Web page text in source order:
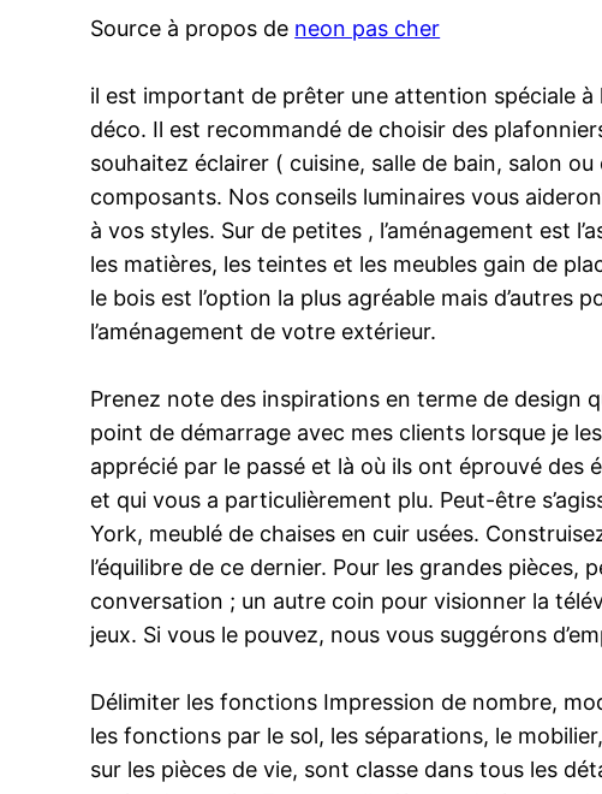
Source à propos de neon pas cher
il est important de prêter une attention spéciale à
déco. Il est recommandé de choisir des
souhaitez éclairer ( cuisine, salle de bain, salon
composants. Nos conseils luminaires vous
à vos styles. Sur de petites , l’aménagement est
les matières, les teintes et les meubles gain de
le bois est l’option la plus agréable mais
l’aménagement de votre extérieur.
Prenez note des inspirations en terme de design
point de démarrage avec mes clients lorsque je
apprécié par le passé et là où ils ont éprouvé
et qui vous a particulièrement plu. Peut-être
York, meublé de chaises en cuir usées.
l’équilibre de ce dernier. Pour les grandes
conversation ; un autre coin pour visionner la
jeux. Si vous le pouvez, nous vous suggérons
Délimiter les fonctions Impression de nombre,
les fonctions par le sol, les séparations, le
sur les pièces de vie, sont classe dans tous les